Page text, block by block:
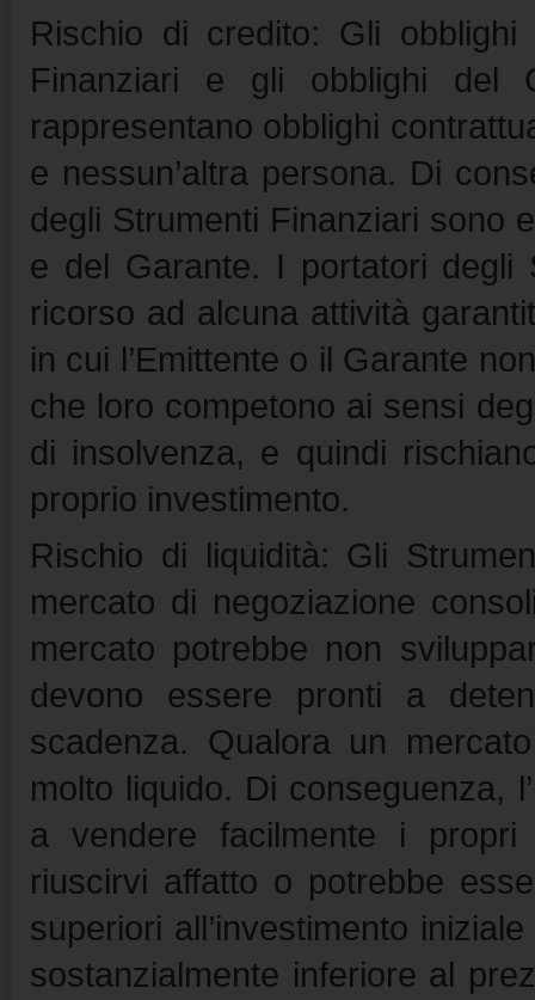
Rischio di credito: Gli obblighi
Finanziari e gli obblighi del
rappresentano obblighi
e nessun’altra persona. Di
degli Strumenti Finanziari sono
e del Garante. I portatori degli
ricorso ad alcuna attività
in cui l’Emittente o il Garante
che loro competono ai sensi
di insolvenza, e quindi
proprio investimento.
Rischio di liquidità: Gli
mercato di negoziazione
mercato potrebbe non
devono essere pronti a
scadenza. Qualora un
molto liquido. Di conseguenza,
a vendere facilmente i
riuscirvi affatto o potrebbe
superiori all’investimento
sostanzialmente inferiore al